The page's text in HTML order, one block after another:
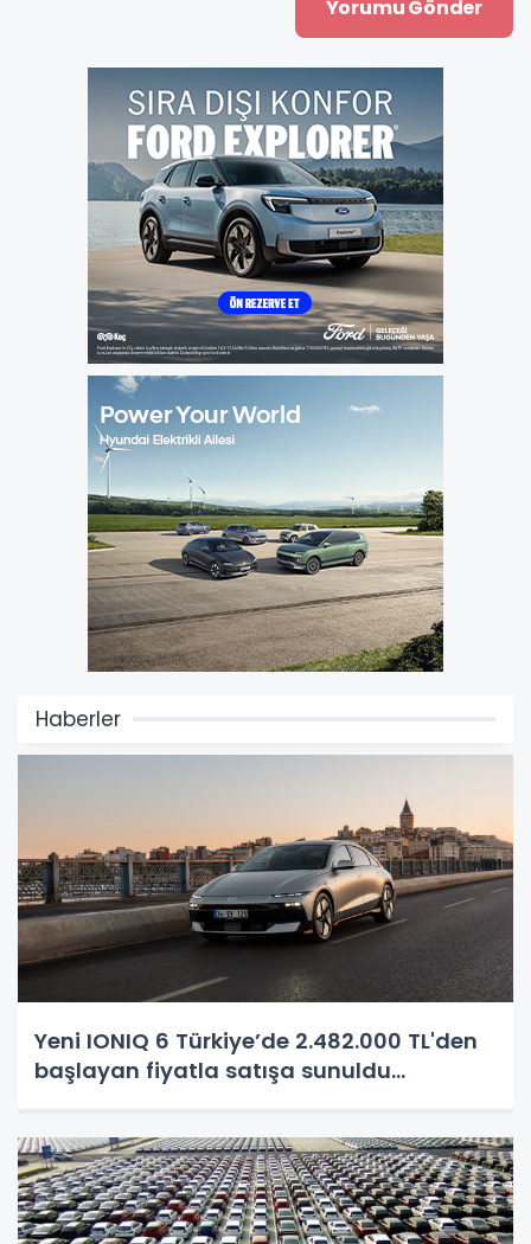
Haberler
Yeni IONIQ 6 Türkiye’de 2.482.000 TL'den
başlayan fiyatla satışa sunuldu...